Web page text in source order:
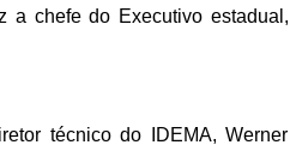
a chefe do Executivo estadual,
técnico do IDEMA, Werner